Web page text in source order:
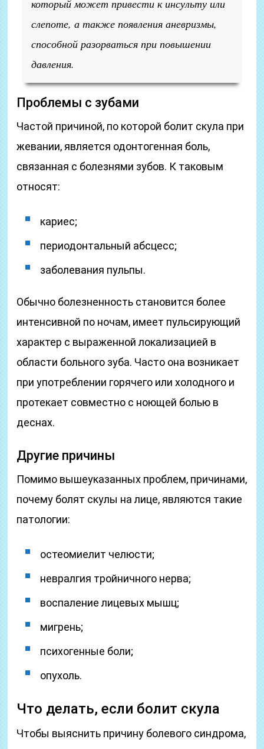
который может привести к инсульту или
слепоте, а также появления аневризмы,
способной разорваться при повышении
давления.
Проблемы с зубами
Частой причиной, по которой болит скула при
жевании, является одонтогенная боль,
связанная с болезнями зубов. К таковым
относят:
кариес;
периодонтальный абсцесс;
заболевания пульпы.
Обычно болезненность становится более
интенсивной по ночам, имеет пульсирующий
характер с выраженной локализацией в
области больного зуба. Часто она возникает
при употреблении горячего или холодного и
протекает совместно с ноющей болью в
деснах.
Другие причины
Помимо вышеуказанных проблем, причинами,
почему болят скулы на лице, являются такие
патологии:
остеомиелит челюсти;
невралгия тройничного нерва;
воспаление лицевых мышц;
мигрень;
психогенные боли;
опухоль.
Что делать, если болит скула
Чтобы выяснить причину болевого синдрома,